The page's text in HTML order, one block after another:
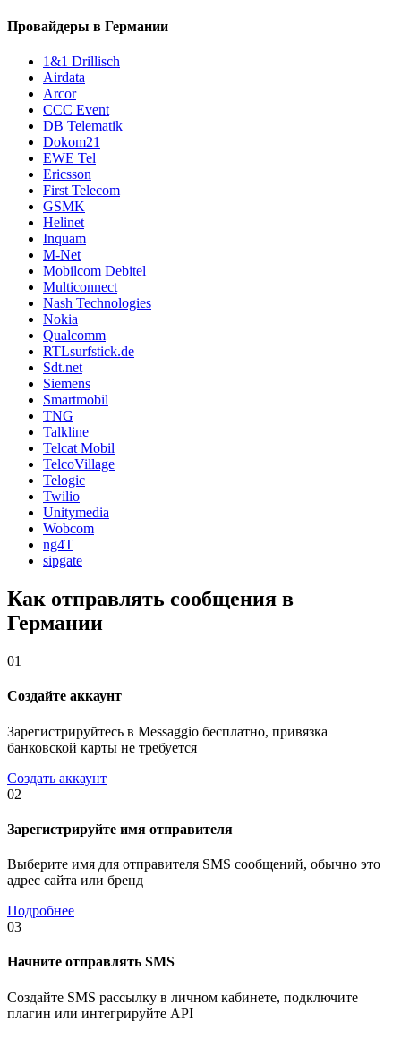
Провайдеры в Германии
1&1 Drillisch
Airdata
Arcor
CCC Event
DB Telematik
Dokom21
EWE Tel
Ericsson
First Telecom
GSMK
Helinet
Inquam
M-Net
Mobilcom Debitel
Multiconnect
Nash Technologies
Nokia
Qualcomm
RTLsurfstick.de
Sdt.net
Siemens
Smartmobil
TNG
Talkline
Telcat Mobil
TelcoVillage
Telogic
Twilio
Unitymedia
Wobcom
ng4T
sipgate
Как отправлять сообщения в
Германии
01
Создайте аккаунт
Зарегистрируйтесь в Messaggio бесплатно, привязка
банковской карты не требуется
Создать аккаунт
02
Зарегистрируйте имя отправителя
Выберите имя для отправителя SMS сообщений, обычно это
адрес сайта или бренд
Подробнее
03
Начните отправлять SMS
Создайте SMS рассылку в личном кабинете, подключите
плагин или интегрируйте API